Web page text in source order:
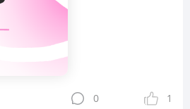
0 1